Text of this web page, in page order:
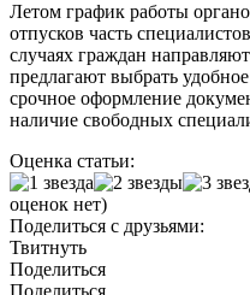
Летом график работы
отпусков часть
случаях граждан
предлагают выбрать
срочное оформление
наличие свободных
Оценка статьи:
оценок нет)
Поделиться с друзьями:
Твитнуть
Поделиться